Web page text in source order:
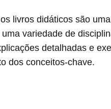
livros didáticos são
variedade de
detalhadas e
dos conceitos-chave.